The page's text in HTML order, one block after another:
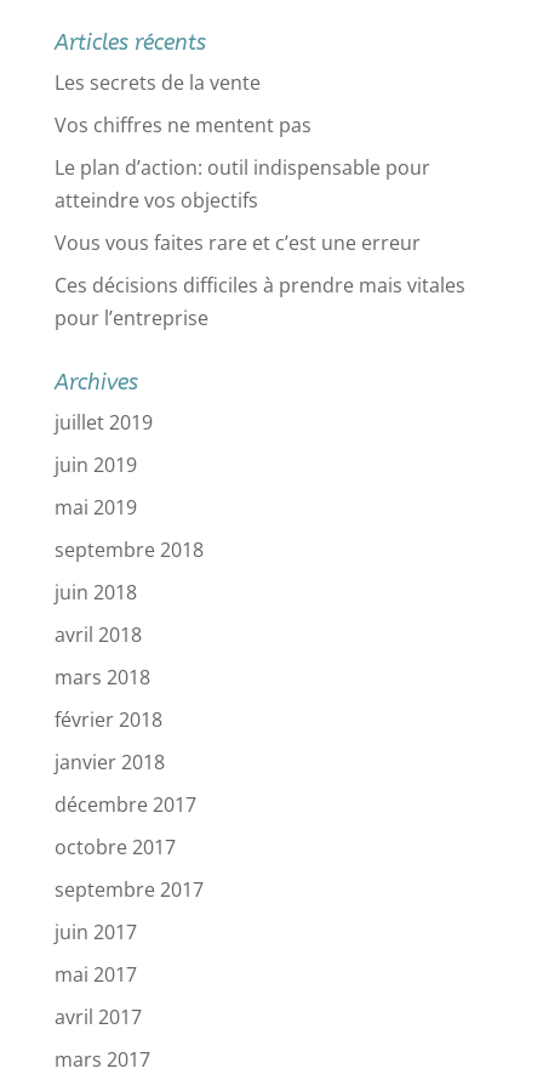
Articles récents
Les secrets de la vente
Vos chiffres ne mentent pas
Le plan d’action: outil indispensable pour
atteindre vos objectifs
Vous vous faites rare et c’est une erreur
Ces décisions difficiles à prendre mais vitales
pour l’entreprise
Archives
juillet 2019
juin 2019
mai 2019
septembre 2018
juin 2018
avril 2018
mars 2018
février 2018
janvier 2018
décembre 2017
octobre 2017
septembre 2017
juin 2017
mai 2017
avril 2017
mars 2017